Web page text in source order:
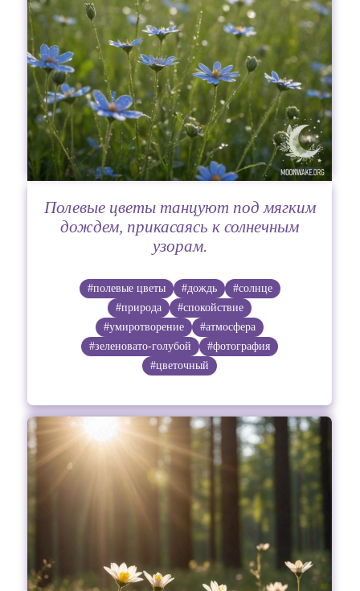
Полевые цветы танцуют под мягким
дождем, прикасаясь к солнечным
узорам.
#полевые цветы #дождь
#солнце
#природа
#спокойствие
#умиротворение
#атмосфера
#зеленовато-голубой
#фотография
#цветочный